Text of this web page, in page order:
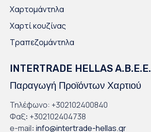
Χαρτομάντηλα
Χαρτί κουζίνας
Τραπεζομάντηλα
INTERTRADE HELLAS A.B.E.E.
Παραγωγή Προϊόντων Χαρτιού
Τηλέφωνο: +302102400840
Φαξ: +302102404738
e-mail: info@intertrade-hellas.gr